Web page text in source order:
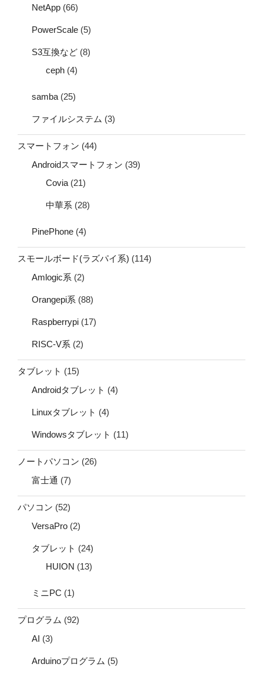
NetApp (66)
PowerScale (5)
S3互換など (8)
ceph (4)
samba (25)
ファイルシステム (3)
スマートフォン (44)
Androidスマートフォン (39)
Covia (21)
中華系 (28)
PinePhone (4)
スモールボード(ラズパイ系) (114)
Amlogic系 (2)
Orangepi系 (88)
Raspberrypi (17)
RISC-V系 (2)
タブレット (15)
Androidタブレット (4)
Linuxタブレット (4)
Windowsタブレット (11)
ノートパソコン (26)
富士通 (7)
パソコン (52)
VersaPro (2)
タブレット (24)
HUION (13)
ミニPC (1)
プログラム (92)
AI (3)
Arduinoプログラム (5)